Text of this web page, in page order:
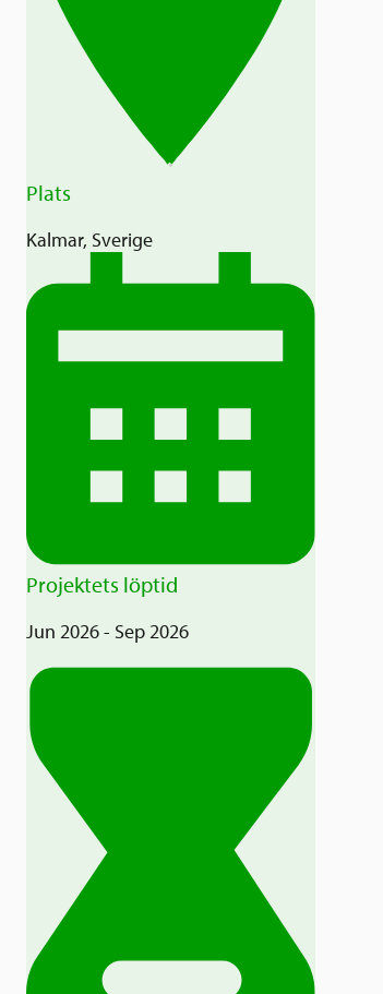
Plats
Kalmar, Sverige
Projektets löptid
Jun 2026 - Sep 2026